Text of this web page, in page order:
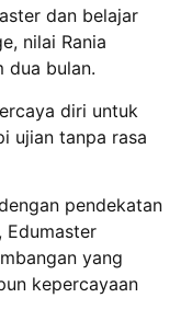
dan belajar
nilai Rania
dua bulan.
diri untuk
ujian tanpa rasa
pendekatan
Edumaster
yang
kepercayaan